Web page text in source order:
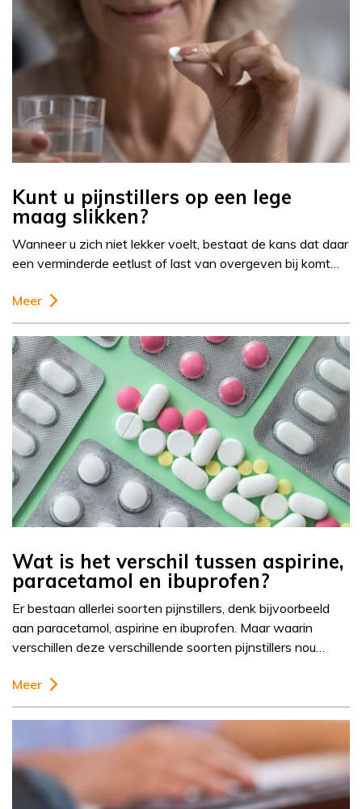
Kunt u pijnstillers op een lege
maag slikken?
Wanneer u zich niet lekker voelt, bestaat de kans dat daar
een verminderde eetlust of last van overgeven bij komt…
Meer
Wat is het verschil tussen aspirine,
paracetamol en ibuprofen?
Er bestaan allerlei soorten pijnstillers, denk bijvoorbeeld
aan paracetamol, aspirine en ibuprofen. Maar waarin
verschillen deze verschillende soorten pijnstillers nou…
Meer